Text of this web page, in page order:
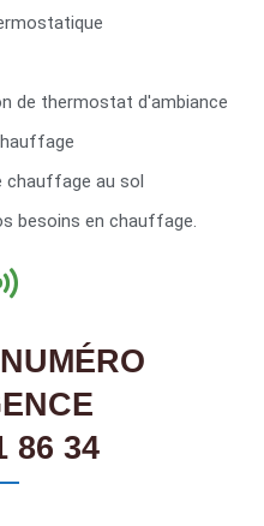
de thermostat d'ambiance
chauffage au sol
besoins en chauffage.
86 34